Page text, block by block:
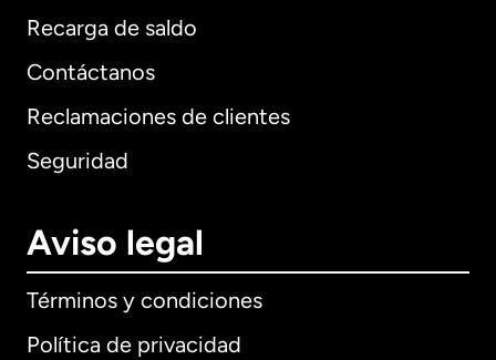
Recarga de saldo
Contáctanos
Reclamaciones de clientes
Seguridad
Aviso legal
Términos y condiciones
Política de privacidad